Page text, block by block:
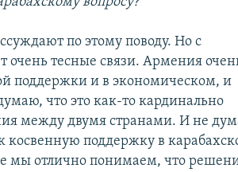
по этому поводу. Но с
тесные связи. Армения
поддержки и в экономическом, и
что это как-то кардинально
между двумя странами. И не
косвенную поддержку в
мы отлично понимаем, что